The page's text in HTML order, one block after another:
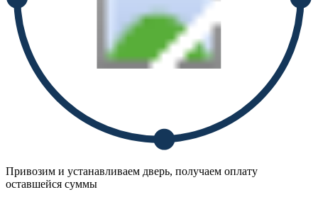
Привозим и устанавливаем дверь, получаем оплату
оставшейся суммы